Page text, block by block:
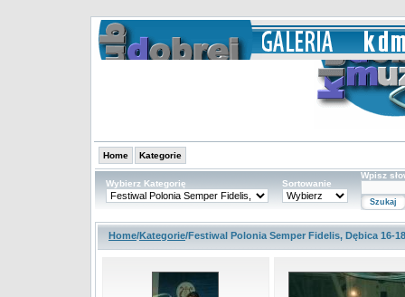
Home Kategorie
Wybierz Kategorię Sortowanie
Wpisz
Home/Kategorie/Festiwal Polonia Semper Fidelis, Dębica 16-